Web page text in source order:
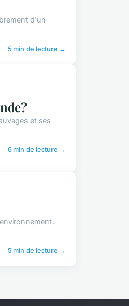
d'un
5 min de lecture →
et ses
6 min de lecture →
5 min de lecture →